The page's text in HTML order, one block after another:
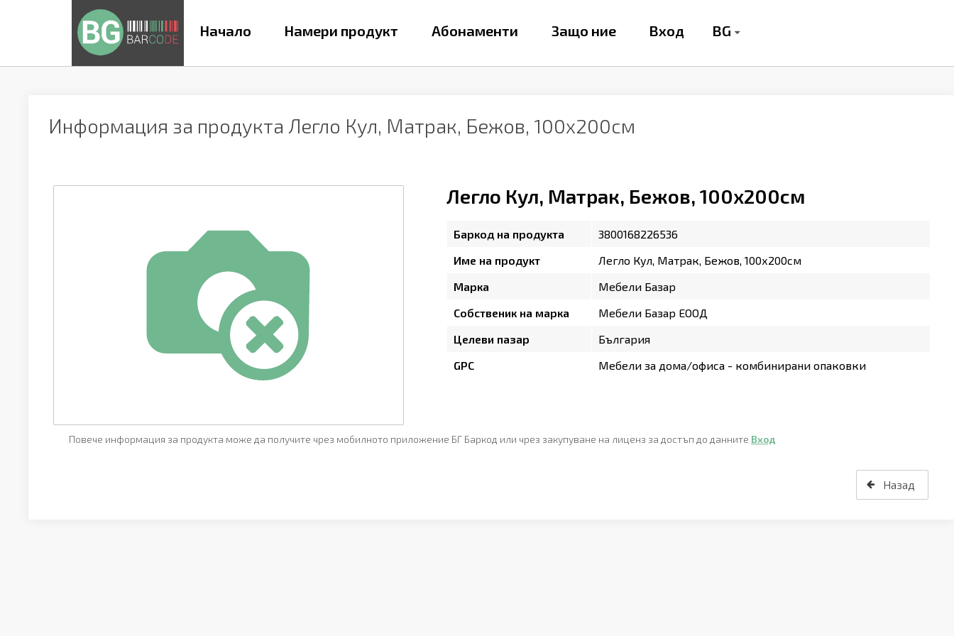
Начало Намери продукт Абонаменти Защо ние Вход BG
Информация за продукта Легло Кул, Матрак, Бежов, 100х200см
Легло Кул, Матрак, Бежов, 100х200см
Баркод на продукта
3800168226536
Име на продукт
Легло Кул, Матрак, Бежов, 100х200см
Марка
Мебели Базар
Собственик на марка
Мебели Базар ЕООД
Целеви пазар
България
GPC
Мебели за дома/офиса - комбинирани опаковки
Повече информация за продукта може да получите чрез мобилното приложение БГ Баркод или чрез закупуване на лиценз за достъп до данните Вход
Назад